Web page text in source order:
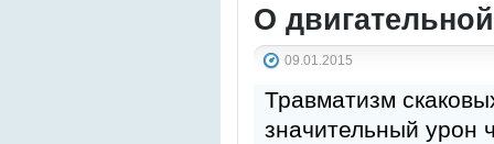
О
09.01.2015
Травматизм
значительный урон